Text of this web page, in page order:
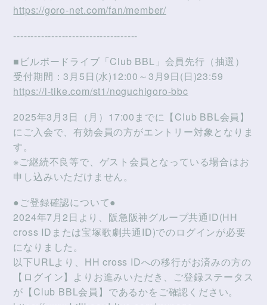
https://goro-net.com/fan/member/
------------------------------------
■ビルボードライブ「Club BBL」会員先行（抽選）
受付期間：3月5日(水)12:00～3月9日(日)23:59
https://l-tike.com/st1/noguchigoro-bbc
2025年3月3日（月）17:00までに【Club BBL会員】
にご入会で、有効会員の方がエントリー対象となりま
す。
※ご継続不良等で、ゲスト会員となっている場合はお
申し込みいただけません。
●ご登録確認について●
2024年7月2日より、阪急阪神グループ共通ID(HH
cross IDまたは宝塚歌劇共通ID)でのログインが必要
になりました。
以下URLより、HH cross IDへの移行がお済みの方の
【ログイン】よりお進みいただき、ご登録ステータス
が【Club BBL会員】であるかをご確認ください。